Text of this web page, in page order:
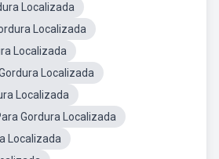
Localizada
Localizada
Localizada
Localizada
Localizada
Gordura Localizada
Localizada